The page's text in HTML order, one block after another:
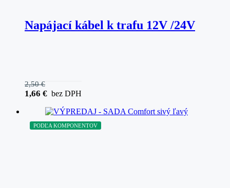
Napájací kábel k trafu 12V /24V
2,50€
1,66 € bez DPH
PODĽA KOMPONENTOV